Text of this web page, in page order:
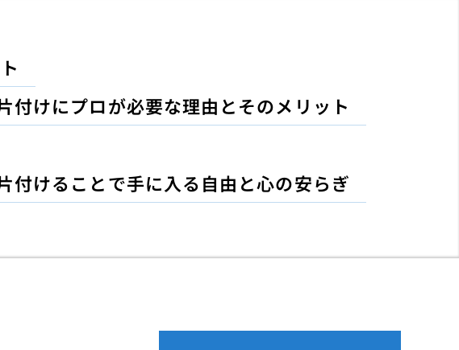
付けにプロが必要な理由とそのメリット
付けることで手に入る自由と心の安らぎ